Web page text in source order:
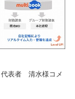
表者 清水様コメ